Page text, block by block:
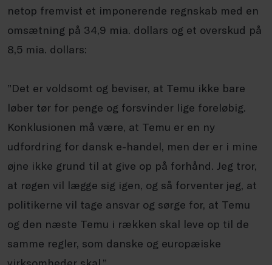
netop fremvist et imponerende regnskab med en
omsætning på 34,9 mia. dollars og et overskud på
8,5 mia. dollars:
”Det er voldsomt og beviser, at Temu ikke bare
løber tør for penge og forsvinder lige foreløbig.
Konklusionen må være, at Temu er en ny
udfordring for dansk e-handel, men der er i mine
øjne ikke grund til at give op på forhånd. Jeg tror,
at røgen vil lægge sig igen, og så forventer jeg, at
politikerne vil tage ansvar og sørge for, at Temu
og den næste Temu i rækken skal leve op til de
samme regler, som danske og europæiske